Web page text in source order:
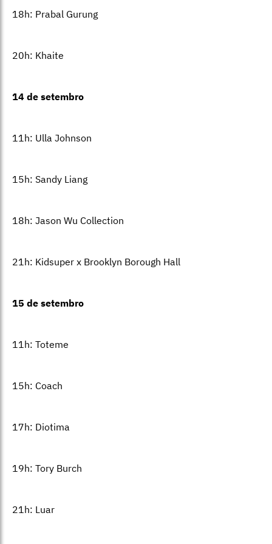
18h: Prabal Gurung
20h: Khaite
14 de setembro
11h: Ulla Johnson
15h: Sandy Liang
18h: Jason Wu Collection
21h: Kidsuper x Brooklyn Borough Hall
15 de setembro
11h: Toteme
15h: Coach
17h: Diotima
19h: Tory Burch
21h: Luar